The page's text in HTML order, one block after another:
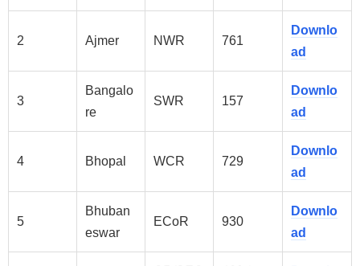
2 Ajmer NWR 761
Downlo
ad
3
Bangalo
re
SWR 157
Downlo
ad
4 Bhopal WCR 729
Downlo
ad
5
Bhuban
eswar
ECoR 930
Downlo
ad